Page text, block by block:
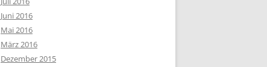
Juni 2016
Mai 2016
März 2016
Dezember 2015